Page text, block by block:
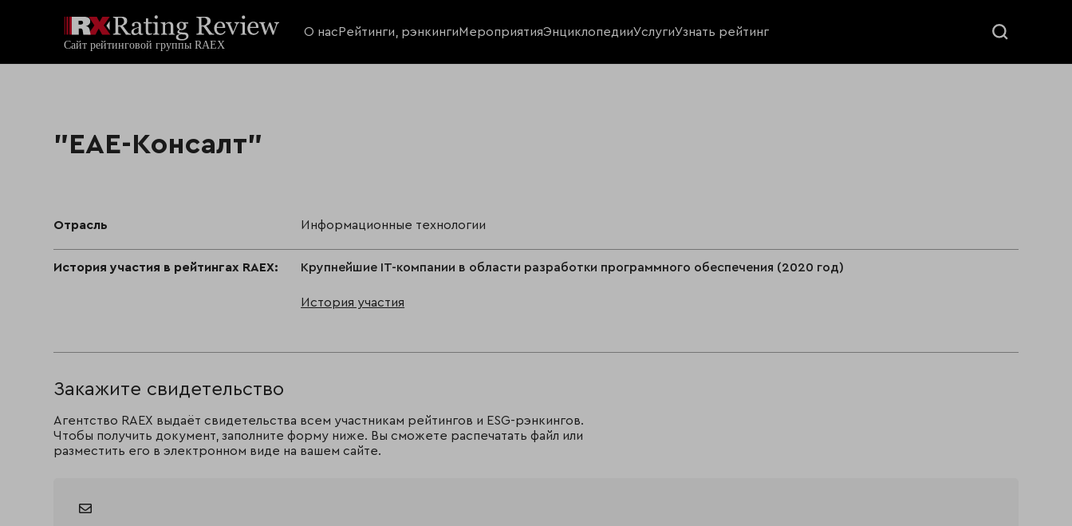
О нас Рейтинги, рэнкингиМероприятияЭнциклопедииУслугиУзнать рейтинг
"ЕАЕ-Консалт"
Отрасль Информационные технологии
История участия в рейтингах RAEX: Крупнейшие IT-компании в области разработки программного обеспечения (2020 год)
История участия
Закажите свидетельство
Агентство RAEX выдаёт свидетельства всем участникам рейтингов и ESG-рэнкингов.
Чтобы получить документ, заполните форму ниже. Вы сможете распечатать файл или
разместить его в электронном виде на вашем сайте.